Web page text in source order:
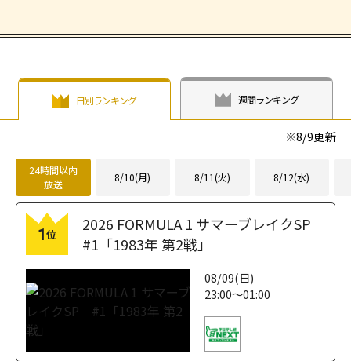
日別ランキング 週間ランキング
※8/9更新
24時間以内
放送
8/10(月) 8/11(火) 8/12(水)
1位
2026 FORMULA 1 サマーブレイクSP
#1「1983年 第2戦」
08/09(日)
23:00～01:00